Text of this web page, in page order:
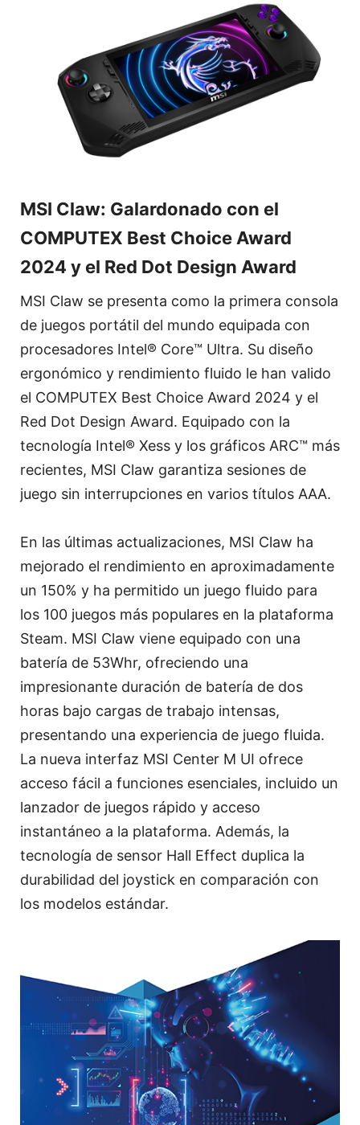
MSI Claw: Galardonado con el
COMPUTEX Best Choice Award
2024 y el Red Dot Design Award
MSI Claw se presenta como la primera consola
de juegos portátil del mundo equipada con
procesadores Intel® Core™ Ultra. Su diseño
ergonómico y rendimiento fluido le han valido
el COMPUTEX Best Choice Award 2024 y el
Red Dot Design Award. Equipado con la
tecnología Intel® Xess y los gráficos ARC™ más
recientes, MSI Claw garantiza sesiones de
juego sin interrupciones en varios títulos AAA.
En las últimas actualizaciones, MSI Claw ha
mejorado el rendimiento en aproximadamente
un 150% y ha permitido un juego fluido para
los 100 juegos más populares en la plataforma
Steam. MSI Claw viene equipado con una
batería de 53Whr, ofreciendo una
impresionante duración de batería de dos
horas bajo cargas de trabajo intensas,
presentando una experiencia de juego fluida.
La nueva interfaz MSI Center M UI ofrece
acceso fácil a funciones esenciales, incluido un
lanzador de juegos rápido y acceso
instantáneo a la plataforma. Además, la
tecnología de sensor Hall Effect duplica la
durabilidad del joystick en comparación con
los modelos estándar.